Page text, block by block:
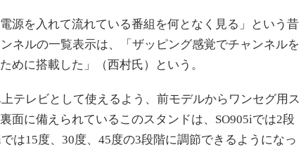
源を入れて流れている番組を何となく見る」という昔
ネルの一覧表示は、「ザッピング感覚でチャンネルを
めに搭載した」（西村氏）という。
テレビとして使えるよう、前モデルからワンセグ用ス
面に備えられているこのスタンドは、SO905iでは2段
は15度、30度、45度の3段階に調節できるようになっ